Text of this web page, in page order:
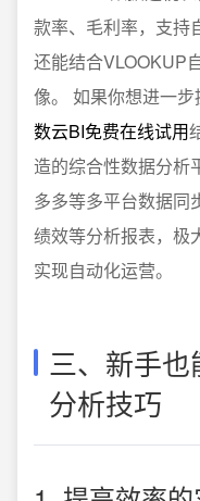
款率、毛利率，支持
还能结合VLOOKUP
像。 如果你想进一
数云BI免费在线试用
造的综合性数据分析
多多等多平台数据同
绩效等分析报表，极
实现自动化运营。
三、新手
分析技巧